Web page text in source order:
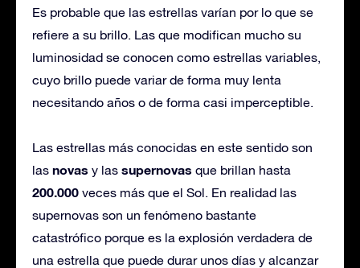
Es probable que las estrellas varían por lo que se
refiere a su brillo. Las que modifican mucho su
luminosidad se conocen como estrellas variables,
cuyo brillo puede variar de forma muy lenta
necesitando años o de forma casi imperceptible.
Las estrellas más conocidas en este sentido son
las novas y las supernovas que brillan hasta
200.000 veces más que el Sol. En realidad las
supernovas son un fenómeno bastante
catastrófico porque es la explosión verdadera de
una estrella que puede durar unos días y alcanzar